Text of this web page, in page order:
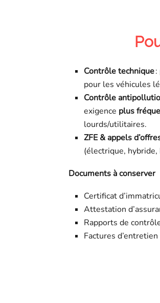
Contrôle technique
pour les véhicules
Contrôle
exigence plus
lourds/utilitaires.
ZFE & appels
(électrique,
Documents à conserver
Certificat
Attestation
Rapports de
Factures